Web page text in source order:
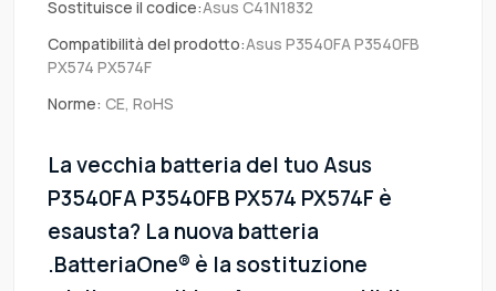
Sostituisce il codice:Asus C41N1832
Compatibilità del prodotto:Asus P3540FA P3540FB
PX574 PX574F
Norme: CE, RoHS
La vecchia batteria del tuo Asus
P3540FA P3540FB PX574 PX574F è
esausta? La nuova batteria
.BatteriaOne® è la sostituzione